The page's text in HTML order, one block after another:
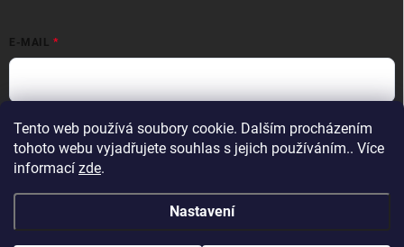
Tento web používá soubory cookie. Dalším procházením
tohoto webu vyjadřujete souhlas s jejich používáním.. Více
informací zde.
Nastavení
E-MAIL
Vložením e-mailu souhlasíte spodmínkami ochrany osobních údajů
Přihlásit se